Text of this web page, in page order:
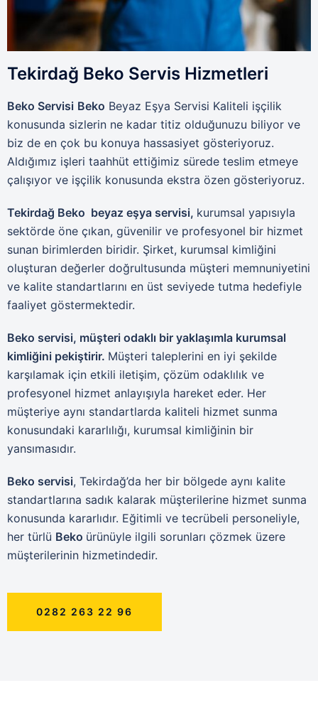
Tekirdağ Beko Servis Hizmetleri
Beko Servisi Beko Beyaz Eşya Servisi Kaliteli işçilik
konusunda sizlerin ne kadar titiz olduğunuzu biliyor ve
biz de en çok bu konuya hassasiyet gösteriyoruz.
Aldığımız işleri taahhüt ettiğimiz sürede teslim etmeye
çalışıyor ve işçilik konusunda ekstra özen gösteriyoruz.
Tekirdağ Beko beyaz eşya servisi, kurumsal yapısıyla
sektörde öne çıkan, güvenilir ve profesyonel bir hizmet
sunan birimlerden biridir. Şirket, kurumsal kimliğini
oluşturan değerler doğrultusunda müşteri memnuniyetini
ve kalite standartlarını en üst seviyede tutma hedefiyle
faaliyet göstermektedir.
Beko servisi, müşteri odaklı bir yaklaşımla kurumsal
kimliğini pekiştirir. Müşteri taleplerini en iyi şekilde
karşılamak için etkili iletişim, çözüm odaklılık ve
profesyonel hizmet anlayışıyla hareket eder. Her
müşteriye aynı standartlarda kaliteli hizmet sunma
konusundaki kararlılığı, kurumsal kimliğinin bir
yansımasıdır.
Beko servisi, Tekirdağ’da her bir bölgede aynı kalite
standartlarına sadık kalarak müşterilerine hizmet sunma
konusunda kararlıdır. Eğitimli ve tecrübeli personeliyle,
her türlü Beko ürünüyle ilgili sorunları çözmek üzere
müşterilerinin hizmetindedir.
0282 263 22 96